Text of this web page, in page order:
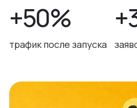
+50%
трафик после запуска